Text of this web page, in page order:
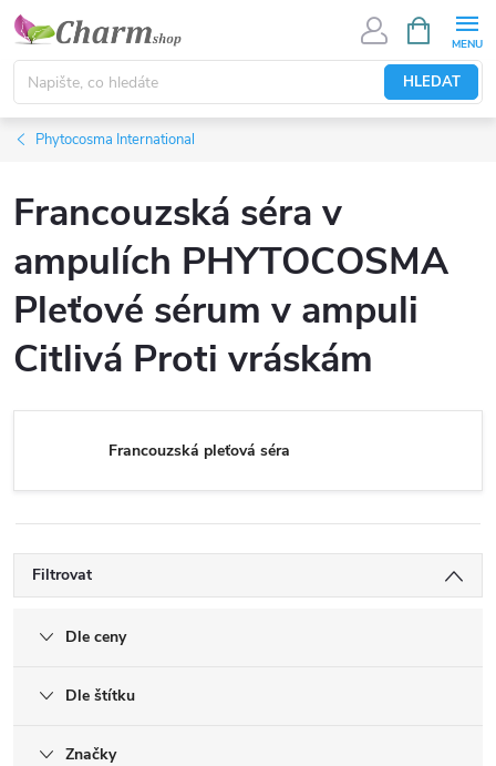
Přejít
obsah
HLEDAT
NÁKUPNÍ
KOŠÍK
Phytocosma International
Francouzská séra v
ampulích PHYTOCOSMA
Pleťové sérum v ampuli
Citlivá Proti vráskám
Francouzská pleťová séra
Filtrovat
Dle ceny
Dle štítku
Značky